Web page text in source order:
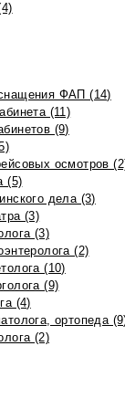
ФАП (14)
(11)
(9)
осмотров
(5)
дела (3)
(3)
(3)
(2)
(10)
(9)
(4)
ортопеда
(2)